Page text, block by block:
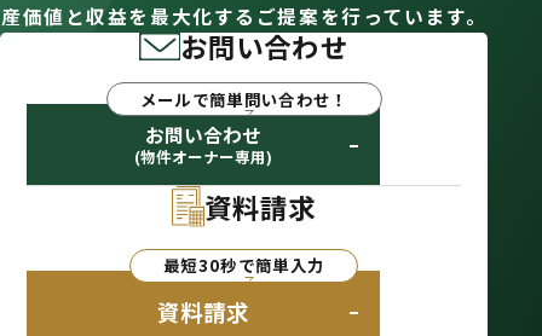
産価値と収益を最大化するご提案を行っています。
お問い合わせ
メールで簡単問い合わせ！
お問い合わせ
(物件オーナー専用)
資料請求
最短30秒で簡単入力
資料請求